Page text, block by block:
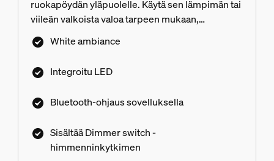
ruokapöydän yläpuolelle. Käytä sen lämpimän tai
viileän valkoista valoa tarpeen mukaan,
esimerkiksi kotitehtävissä auttamiseen tai
tunnelmalliseen illalliseen valmistautumiseen.
White ambiance
Integroitu LED
Bluetooth-ohjaus sovelluksella
Sisältää Dimmer switch -
himmenninkytkimen